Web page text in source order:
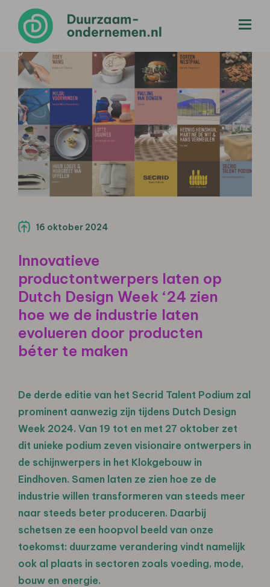
16 oktober 2024
Innovatieve
productontwerpers laten op
Dutch Design Week ‘24 zien
hoe we de industrie laten
evolueren door producten
béter te maken
De derde editie van het Secrid Talent Podium zal
prominent aanwezig zijn tijdens Dutch Design
Week 2024. Van 19 tot en met 27 oktober zet
dit unieke podium zeven visionaire ontwerpers in
de schijnwerpers in het Klokgebouw in
Eindhoven. Samen laten ze zien hoe ze de
industrie willen transformeren van steeds meer
naar steeds beter produceren. Daarbij
schetsen ze een hoopvol beeld van onze
toekomst: duurzame verandering vindt namelijk
ook al plaats in sectoren zoals voeding, mode,
bouw en energie.